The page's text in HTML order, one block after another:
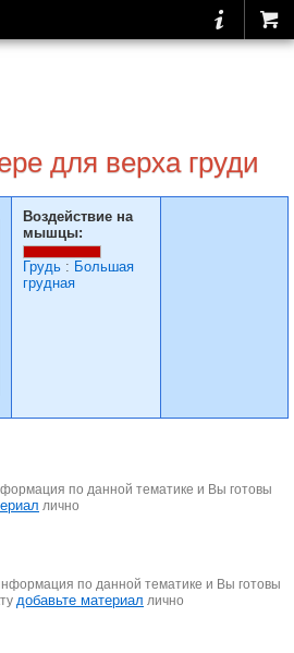
для верха груди
Воздействие на
мышцы:
Грудь : Большая
грудная
по данной тематике и Вы готовы
лично
по данной тематике и Вы готовы
добавьте материал лично